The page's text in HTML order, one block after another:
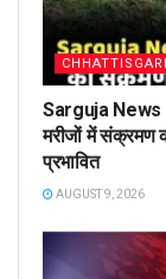
Sarguja News :
मरीजों में संक्रमण
प्रभावित
AUGUST 9, 2026